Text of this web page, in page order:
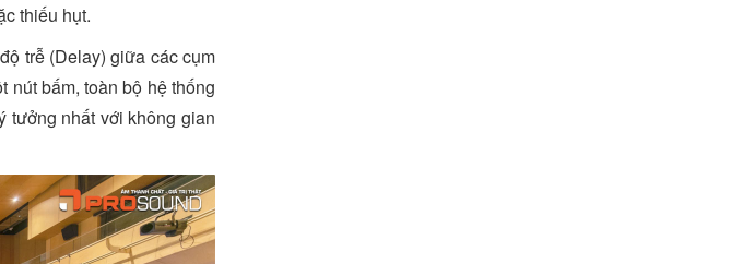
thiếu hụt.
trễ (Delay) giữa các cụm
nút bấm, toàn bộ hệ thống
tưởng nhất với không gian